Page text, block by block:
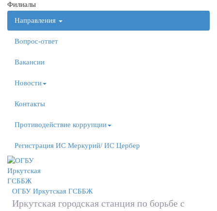
Филиалы
Направления
Вопрос-ответ
Вакансии
Новости
Контакты
Противодействие коррупции
Регистрация ИС Меркурий/ ИС Цербер
ОГБУ Иркутская ГСББЖ
Иркутская городская станция по борьбе с